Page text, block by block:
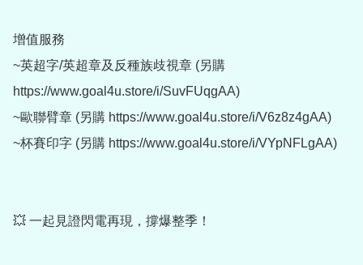
增值服務
~英超字/英超章及反種族歧視章 (另購
https://www.goal4u.store/i/SuvFUqgAA)
~歐聯臂章 (另購 https://www.goal4u.store/i/V6z8z4gAA)
~杯賽印字 (另購 https://www.goal4u.store/i/VYpNFLgAA)
💥 一起見證閃電再現，撐爆整季！